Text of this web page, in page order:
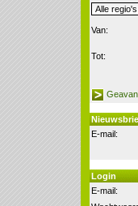
Van:
Tot:
E-mail:
Login
E-mail: